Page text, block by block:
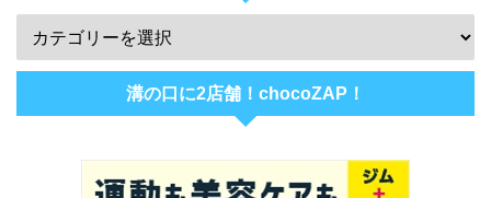
溝の口に2店舗！chocoZAP！